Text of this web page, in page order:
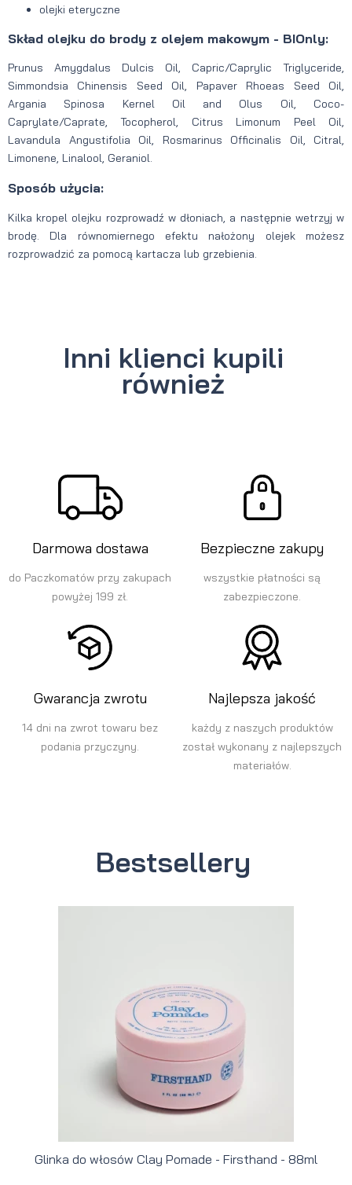
olejki eteryczne
Skład olejku do brody z olejem makowym - BIOnly:
Prunus Amygdalus Dulcis Oil, Capric/Caprylic Triglyceride,
Simmondsia Chinensis Seed Oil, Papaver Rhoeas Seed Oil,
Argania Spinosa Kernel Oil and Olus Oil, Coco-
Caprylate/Caprate, Tocopherol, Citrus Limonum Peel Oil,
Lavandula Angustifolia Oil, Rosmarinus Officinalis Oil, Citral,
Limonene, Linalool, Geraniol.
Sposób użycia:
Kilka kropel olejku rozprowadź w dłoniach, a następnie wetrzyj w
brodę. Dla równomiernego efektu nałożony olejek możesz
rozprowadzić za pomocą kartacza lub grzebienia.
Inni klienci kupili
również
Darmowa dostawa
do Paczkomatów przy zakupach
powyżej 199 zł.
Bezpieczne zakupy
wszystkie płatności są
zabezpieczone.
Gwarancja zwrotu
14 dni na zwrot towaru bez
podania przyczyny.
Najlepsza jakość
każdy z naszych produktów
został wykonany z najlepszych
materiałów.
Bestsellery
Glinka do włosów Clay Pomade - Firsthand - 88ml